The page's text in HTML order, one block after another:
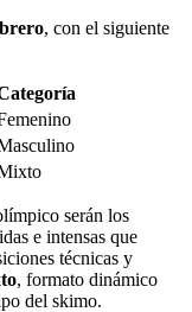
, con el siguiente
serán los
e intensas que
técnicas y
, formato dinámico
del skimo.